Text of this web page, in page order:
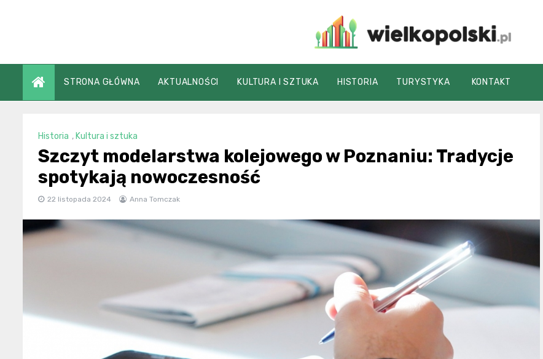
wielkopolski.pl
STRONA GŁÓWNA AKTUALNOŚCI KULTURA I SZTUKA HISTORIA TURYSTYKA KONTAKT
Historia , Kultura i sztuka
Szczyt modelarstwa kolejowego w Poznaniu: Tradycje
spotykają nowoczesność
22 listopada 2024 Anna Tomczak